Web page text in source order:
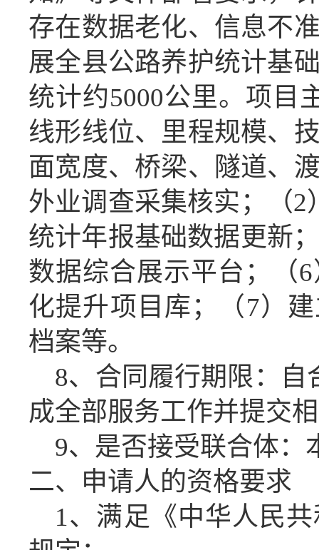
存在数据老化、信息不
展全县公路养护统计基
统计约5000公里。项目
线形线位、里程规模、
面宽度、桥梁、隧道、
外业调查采集核实；
（2
统计年报基础数据更新
数据综合展示平台；
（6
化提升项目库；（7）
档案等。
8、合同履行期限：
自
成全部服务工作并提交
9、是否接受联合体：
二、申请人的资格要求
1、满足《中华人民